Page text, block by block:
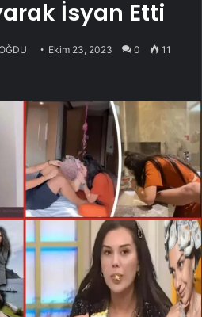
İsyan Etti
Ekim 23, 2023 0 11